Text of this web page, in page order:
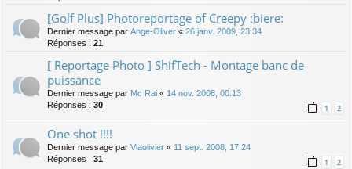
[Golf Plus] Photoreportage of Creepy :biere:
Dernier message par Ange-Oliver « 26 janv. 2009, 23:34
Réponses : 21
[ Reportage Photo ] ShifTech - Montage banc de
puissance
Dernier message par Mc Rai « 14 nov. 2008, 00:13
Réponses : 30 1 2
One shot !!!!
Dernier message par Vlaolivier « 11 sept. 2008, 17:24
Réponses : 31 1 2